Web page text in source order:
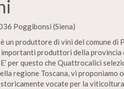
Poggibonsi (Siena)
è un produttore di vini del comune
produttori della provincia
per questo che Quattrocalici
regione Toscana, vi proponiamo
vocate per la